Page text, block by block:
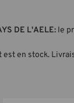
DE L'AELE: le
est en stock.